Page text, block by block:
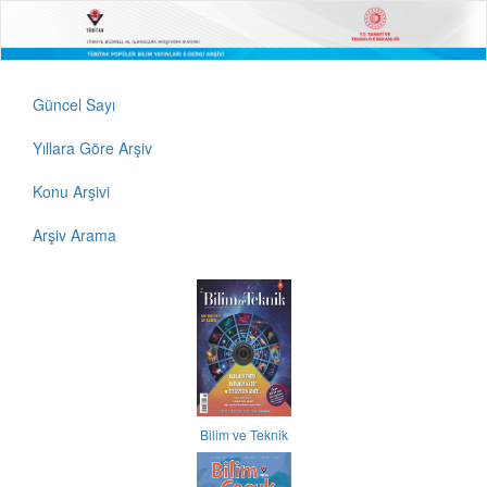
Güncel Sayı
Yıllara Göre Arşiv
Konu Arşivi
Arşiv Arama
Bilim ve Teknik